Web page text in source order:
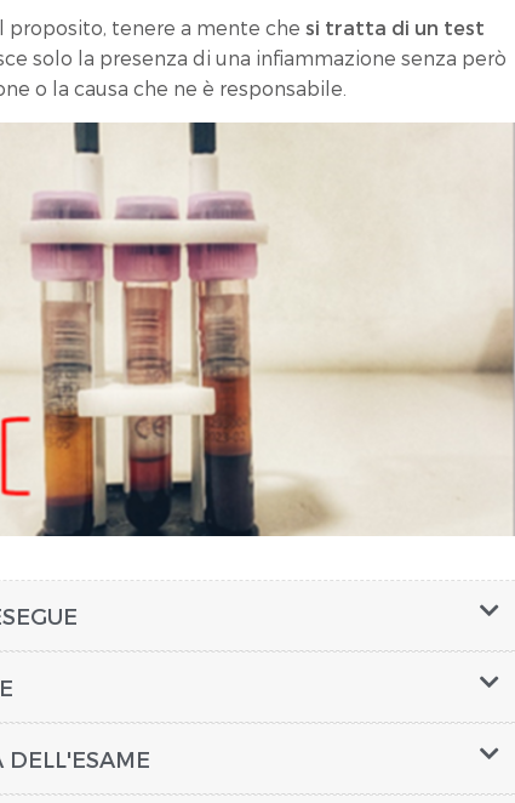
proposito, tenere a mente che si tratta di un test
solo la presenza di una infiammazione senza però
o la causa che ne è responsabile.
DELL'ESAME